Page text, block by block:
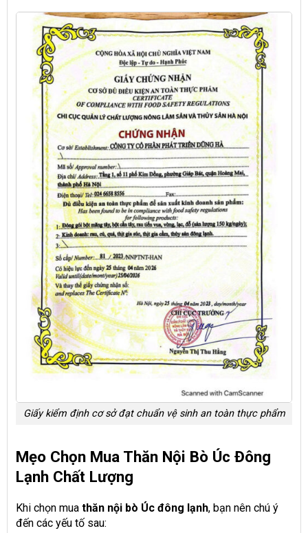
Giấy kiểm định cơ sở đạt chuẩn vệ sinh an toàn thực phẩm
Mẹo Chọn Mua Thăn Nội Bò Úc Đông
Lạnh Chất Lượng
Khi chọn mua thăn nội bò Úc đông lạnh, bạn nên chú ý
đến các yếu tố sau: